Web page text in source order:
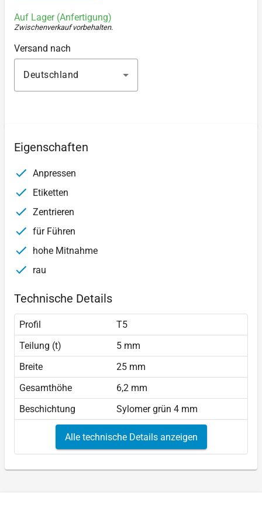
Auf Lager (Anfertigung)
Zwischenverkauf vorbehalten.
Versand nach
Deutschland
Eigenschaften
Anpressen
Etiketten
Zentrieren
für Führen
hohe Mitnahme
rau
Technische Details
Profil
T5
Teilung (t)
5 mm
Breite
25 mm
Gesamthöhe
6,2 mm
Beschichtung
Sylomer grün 4 mm
Alle technische Details anzeigen